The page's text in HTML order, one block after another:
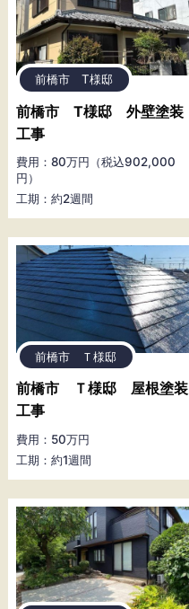
前橋市 T様邸
前橋市 T様邸 外壁塗装
工事
費用：80万円（税込902,000
円）
工期：約2週間
前橋市 Ｔ様邸
前橋市 Ｔ様邸 屋根塗装
工事
費用：50万円
工期：約1週間